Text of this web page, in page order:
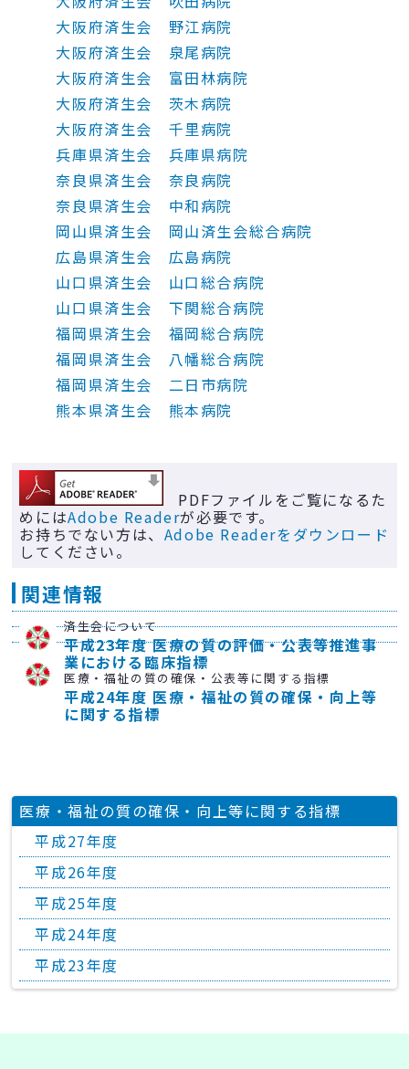
大阪府済生会 野江病院
大阪府済生会 泉尾病院
大阪府済生会 富田林病院
大阪府済生会 茨木病院
大阪府済生会 千里病院
兵庫県済生会 兵庫県病院
奈良県済生会 奈良病院
奈良県済生会 中和病院
岡山県済生会 岡山済生会総合病院
広島県済生会 広島病院
山口県済生会 山口総合病院
山口県済生会 下関総合病院
福岡県済生会 福岡総合病院
福岡県済生会 八幡総合病院
福岡県済生会 二日市病院
熊本県済生会 熊本病院
PDFファイルをご覧になるた
めにはAdobe Readerが必要です。
お持ちでない方は、 Adobe Readerをダウンロード
してください。
関連情報
済生会について
平成23年度 医療の質の評価・公表等推進事
業における臨床指標
医療・福祉の質の確保・公表等に関する指標
平成24年度 医療・福祉の質の確保・向上等
に関する指標
医療・福祉の質の確保・向上等に関する指標
平成27年度
平成26年度
平成25年度
平成24年度
平成23年度